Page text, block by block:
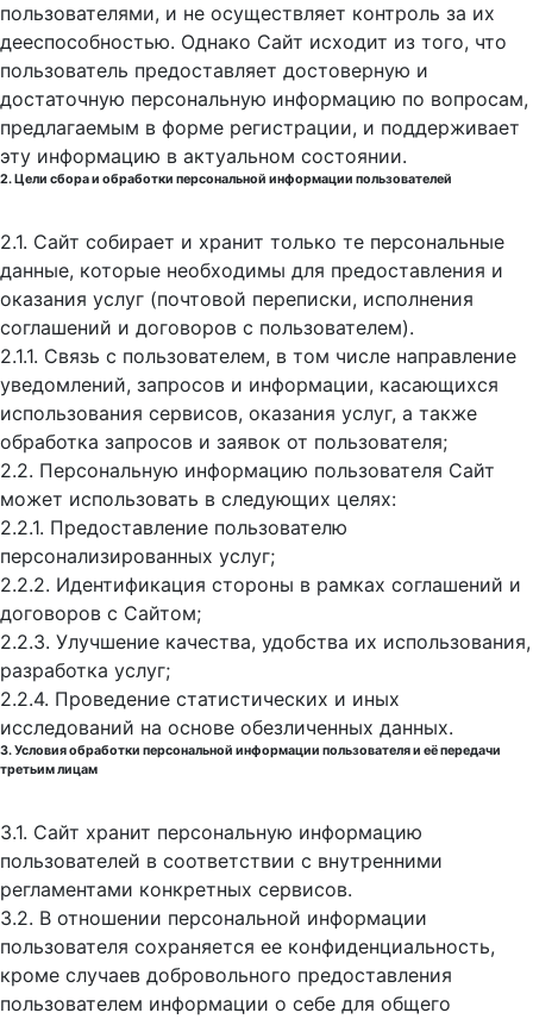
пользователями, и не осуществляет контроль за их
дееспособностью. Однако Сайт исходит из того, что
пользователь предоставляет достоверную и
достаточную персональную информацию по вопросам,
предлагаемым в форме регистрации, и поддерживает
эту информацию в актуальном состоянии.
2. Цели сбора и обработки персональной информации пользователей
2.1. Сайт собирает и хранит только те персональные
данные, которые необходимы для предоставления и
оказания услуг (почтовой переписки, исполнения
соглашений и договоров с пользователем).
2.1.1. Связь с пользователем, в том числе направление
уведомлений, запросов и информации, касающихся
использования сервисов, оказания услуг, а также
обработка запросов и заявок от пользователя;
2.2. Персональную информацию пользователя Сайт
может использовать в следующих целях:
2.2.1. Предоставление пользователю
персонализированных услуг;
2.2.2. Идентификация стороны в рамках соглашений и
договоров с Сайтом;
2.2.3. Улучшение качества, удобства их использования,
разработка услуг;
2.2.4. Проведение статистических и иных
исследований на основе обезличенных данных.
3. Условия обработки персональной информации пользователя и её передачи
третьим лицам
3.1. Сайт хранит персональную информацию
пользователей в соответствии с внутренними
регламентами конкретных сервисов.
3.2. В отношении персональной информации
пользователя сохраняется ее конфиденциальность,
кроме случаев добровольного предоставления
пользователем информации о себе для общего